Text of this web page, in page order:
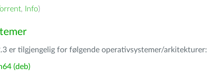
, Info)
er tilgjengelig for følgende operativsystemer/arkitekturer:
(deb)